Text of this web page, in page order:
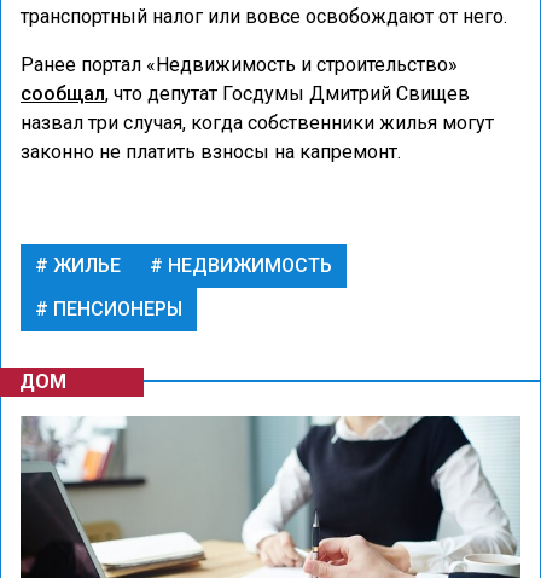
транспортный налог или вовсе освобождают от него.
Ранее портал «Недвижимость и строительство»
сообщал, что депутат Госдумы Дмитрий Свищев
назвал три случая, когда собственники жилья могут
законно не платить взносы на капремонт.
ЖИЛЬЕ
НЕДВИЖИМОСТЬ
ПЕНСИОНЕРЫ
ДОМ